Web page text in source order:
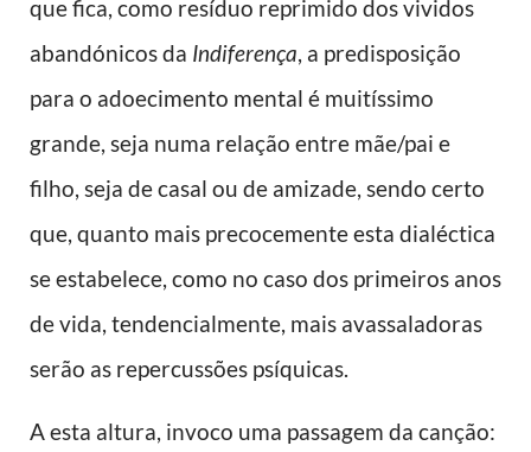
que fica, como resíduo reprimido dos vividos
abandónicos da Indiferença, a predisposição
para o adoecimento mental é muitíssimo
grande, seja numa relação entre mãe/pai e
filho, seja de casal ou de amizade, sendo certo
que, quanto mais precocemente esta dialéctica
se estabelece, como no caso dos primeiros anos
de vida, tendencialmente, mais avassaladoras
serão as repercussões psíquicas.
A esta altura, invoco uma passagem da canção: